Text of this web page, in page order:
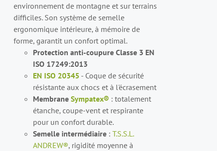
PRODUIT
environnement de montagne et sur terrains
difficiles. Son système de semelle
ergonomique intérieure, à mémoire de
forme, garantit un confort optimal.
Protection anti-coupure Classe 3 EN
ISO 17249:2013
EN ISO 20345 - Coque de sécurité
résistante aux chocs et à l'écrasement
MembraneSympatex® : totalement
étanche, coupe-vent et respirante
pour un confort durable.
Semelle intermédiaire :T.S.S.L.
ANDREW®, rigidité moyenne à